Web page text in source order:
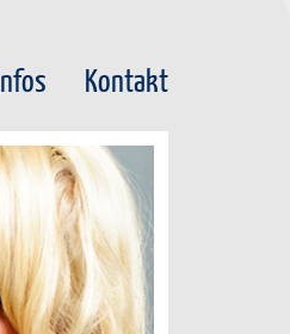
Infos Kontakt